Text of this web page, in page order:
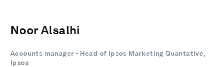
Noor Alsalhi
Accounts manager - Head of Ipsos Marketing Quantative,
Ipsos